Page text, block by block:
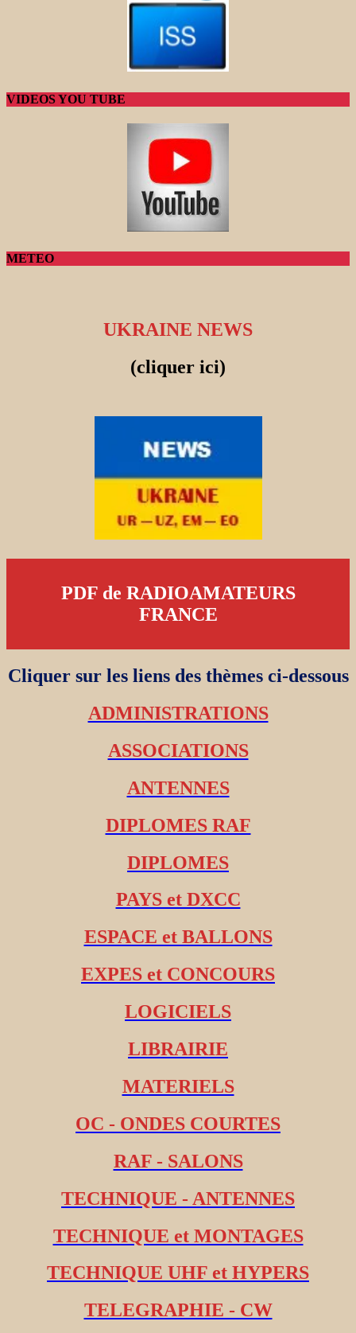
VIDEOS YOU TUBE
METEO
UKRAINE NEWS
(cliquer ici)
PDF de RADIOAMATEURS
FRANCE
Cliquer sur les liens des thèmes ci-dessous
ADMINISTRATIONS
ASSOCIATIONS
ANTENNES
DIPLOMES RAF
DIPLOMES
PAYS et DXCC
ESPACE et BALLONS
EXPES et CONCOURS
LOGICIELS
LIBRAIRIE
MATERIELS
OC - ONDES COURTES
RAF - SALONS
TECHNIQUE - ANTENNES
TECHNIQUE et MONTAGES
TECHNIQUE UHF et HYPERS
TELEGRAPHIE - CW